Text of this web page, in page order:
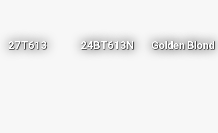
27T613 24BT613N Golden Blond